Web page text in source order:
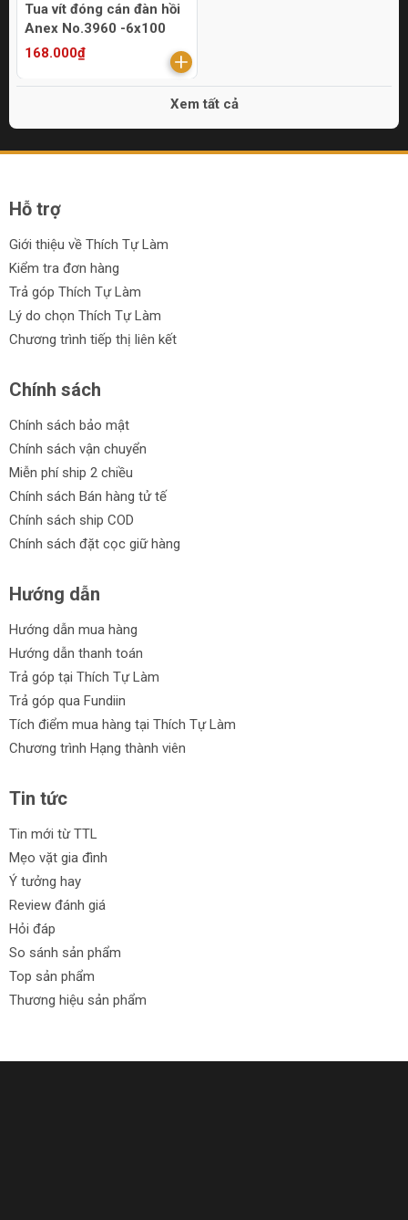
Tua vít đóng cán đàn hồi
Anex No.3960 -6x100
168.000₫
Xem tất cả
Hỗ trợ
Giới thiệu về Thích Tự Làm
Kiểm tra đơn hàng
Trả góp Thích Tự Làm
Lý do chọn Thích Tự Làm
Chương trình tiếp thị liên kết
Chính sách
Chính sách bảo mật
Chính sách vận chuyển
Miễn phí ship 2 chiều
Chính sách Bán hàng tử tế
Chính sách ship COD
Chính sách đặt cọc giữ hàng
Hướng dẫn
Hướng dẫn mua hàng
Hướng dẫn thanh toán
Trả góp tại Thích Tự Làm
Trả góp qua Fundiin
Tích điểm mua hàng tại Thích Tự Làm
Chương trình Hạng thành viên
Tin tức
Tin mới từ TTL
Mẹo vặt gia đình
Ý tưởng hay
Review đánh giá
Hỏi đáp
So sánh sản phẩm
Top sản phẩm
Thương hiệu sản phẩm